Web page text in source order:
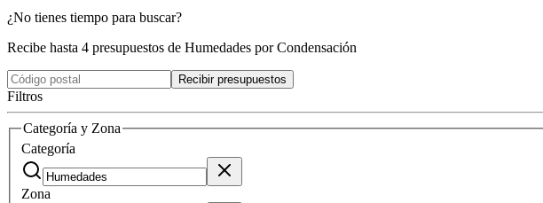
¿No tienes tiempo para buscar?
Recibe hasta 4 presupuestos de Humedades por Condensación
Recibir presupuestos
Filtros
Categoría y Zona
Categoría
Zona